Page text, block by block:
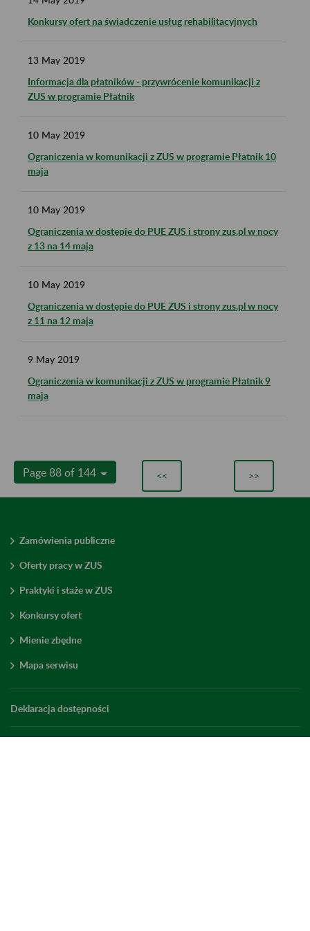
Konkursy ofert na świadczenie usług rehabilitacyjnych
13 May 2019
Informacja dla płatników - przywrócenie komunikacji z
ZUS w programie Płatnik
10 May 2019
Ograniczenia w komunikacji z ZUS w programie Płatnik 10
maja
10 May 2019
Ograniczenia w dostępie do PUE ZUS i strony zus.pl w nocy
z 13 na 14 maja
10 May 2019
Ograniczenia w dostępie do PUE ZUS i strony zus.pl w nocy
z 11 na 12 maja
9 May 2019
Ograniczenia w komunikacji z ZUS w programie Płatnik 9
maja
Page 88 of 144 << >>
Zamówienia publiczne
Oferty pracy w ZUS
Praktyki i staże w ZUS
Konkursy ofert
Mienie zbędne
Mapa serwisu
Deklaracja dostępności